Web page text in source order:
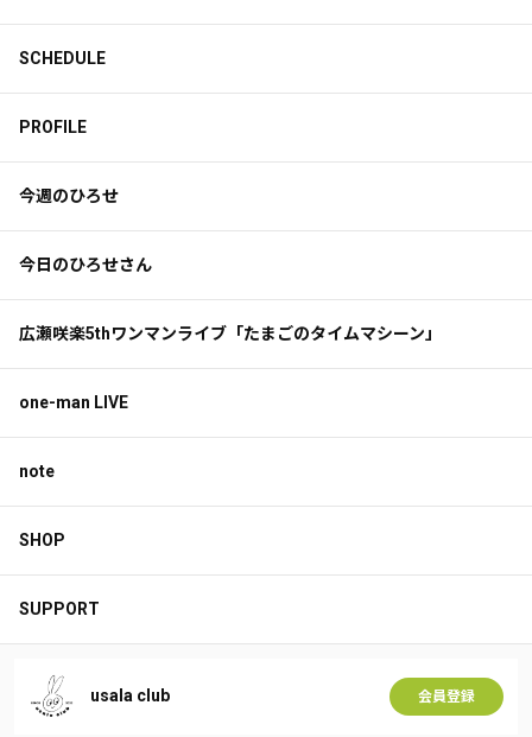
SCHEDULE
PROFILE
今週のひろせ
今日のひろせさん
広瀬咲楽5thワンマンライブ「たまごのタイムマシーン」
one-man LIVE
note
SHOP
SUPPORT
usala club 会員登録